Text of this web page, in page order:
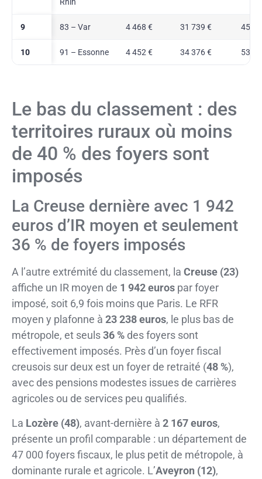
Rhin
9 83 – Var 4 468 € 31 739 € 45,6
10 91 – Essonne 4 452 € 34 376 € 53,1
Le bas du classement : des
territoires ruraux où moins
de 40 % des foyers sont
imposés
La Creuse dernière avec 1 942
euros d’IR moyen et seulement
36 % de foyers imposés
A l’autre extrémité du classement, la Creuse (23)
affiche un IR moyen de 1 942 euros par foyer
imposé, soit 6,9 fois moins que Paris. Le RFR
moyen y plafonne à 23 238 euros, le plus bas de
métropole, et seuls36 % des foyers sont
effectivement imposés. Près d’un foyer fiscal
creusois sur deux est un foyer de retraité (48 %),
avec des pensions modestes issues de carrières
agricoles ou de services peu qualifiés.
La Lozère (48), avant-dernière à 2 167 euros,
présente un profil comparable : un département de
47 000 foyers fiscaux, le plus petit de métropole, à
dominante rurale et agricole. L’Aveyron (12),